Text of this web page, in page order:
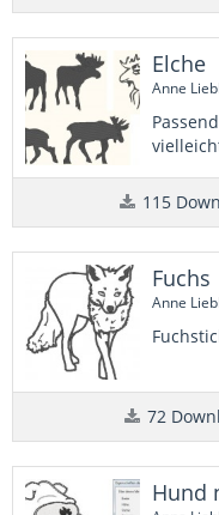
Elche
Anne
115
Fuchs
Anne
72
Hund